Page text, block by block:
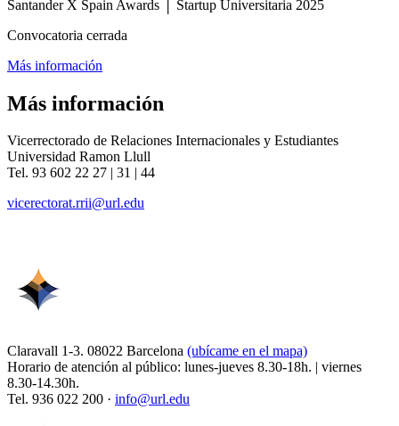
Santander X Spain Awards │ Startup Universitaria 2025
Convocatoria cerrada
Más información
Más información
Vicerrectorado de Relaciones Internacionales y Estudiantes
Universidad Ramon Llull
Tel. 93 602 22 27 | 31 | 44
vicerectorat.rrii@url.edu
Claravall 1-3. 08022 Barcelona (ubícame en el mapa)
Horario de atención al público: lunes-jueves 8.30-18h. | viernes
8.30-14.30h.
Tel. 936 022 200 · info@url.edu